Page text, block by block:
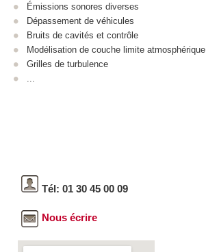
Émissions sonores diverses
Dépassement de véhicules
Bruits de cavités et contrôle
Modélisation de couche limite atmosphérique
Grilles de turbulence
Tél: 01 30 45 00 09
Nous écrire